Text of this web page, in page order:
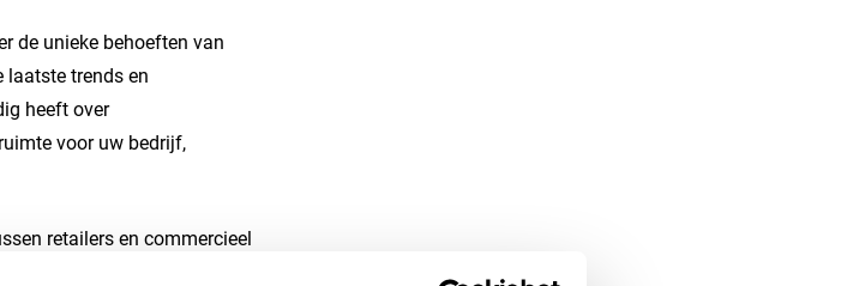
de unieke behoeften van
laatste trends en
heeft over
voor uw bedrijf,
retailers en commercieel
uw retail onderneming en